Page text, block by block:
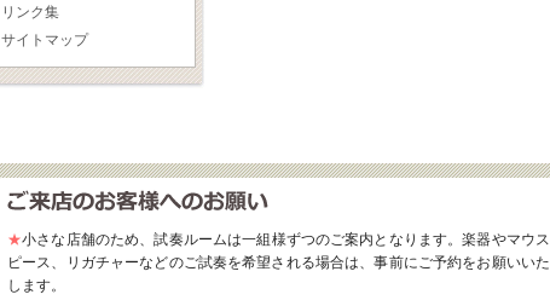
リンク集
サイトマップ
★小さな店舗のため、試奏ルームは一組様ずつのご案内となります。楽器やマウス
ピース、リガチャーなどのご試奏を希望される場合は、事前にご予約をお願いいた
します。